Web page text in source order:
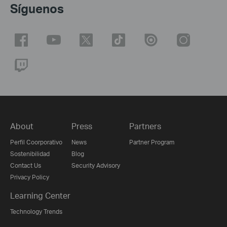
Síguenos
About
Perfil Coorporativo
Sostenibilidad
Contact Us
Privacy Policy
Press
News
Blog
Security Advisory
Partners
Partner Program
Learning Center
Technology Trends